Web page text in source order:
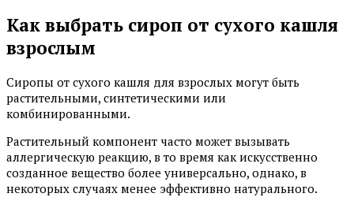
Как выбрать сироп от сухого кашля
взрослым
Сиропы от сухого кашля для взрослых могут быть
растительными, синтетическими или
комбинированными.
Растительный компонент часто может вызывать
аллергическую реакцию, в то время как искусственно
созданное вещество более универсально, однако, в
некоторых случаях менее эффективно натурального.